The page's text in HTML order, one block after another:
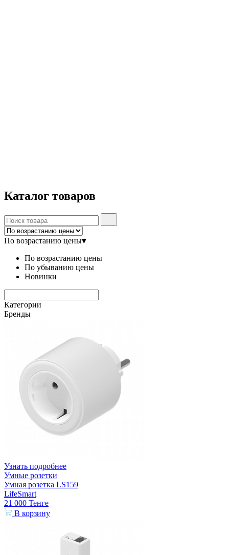
Каталог товаров
По возрастанию цены▾
По возрастанию цены
По убыванию цены
Новинки
Категории
Бренды
Узнать подробнее
Умные розетки
Умная розетка LS159
LifeSmart
21 000 Тенге
В корзину